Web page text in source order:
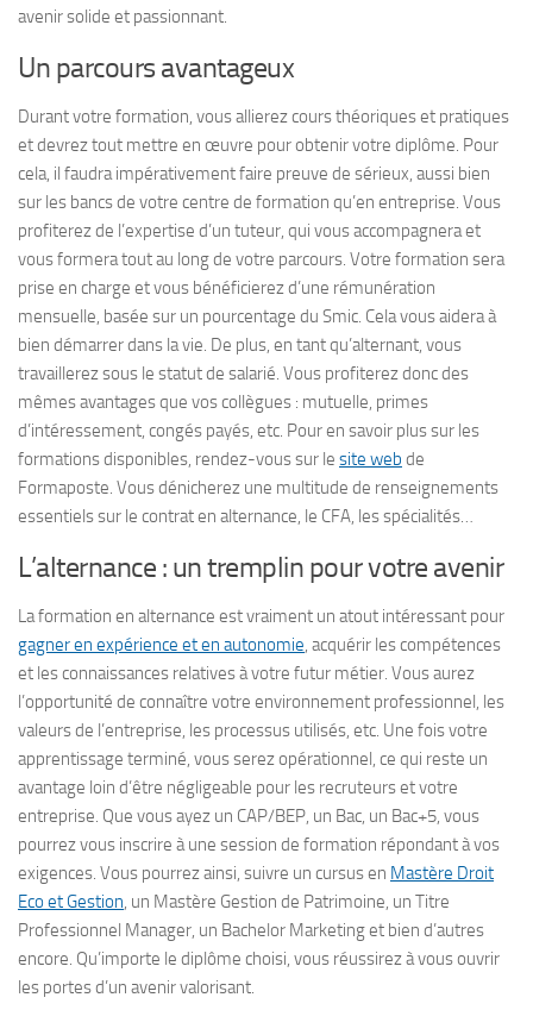
avenir solide et passionnant.
Un parcours avantageux
Durant votre formation, vous allierez cours théoriques et pratiques
et devrez tout mettre en œuvre pour obtenir votre diplôme. Pour
cela, il faudra impérativement faire preuve de sérieux, aussi bien
sur les bancs de votre centre de formation qu’en entreprise. Vous
profiterez de l’expertise d’un tuteur, qui vous accompagnera et
vous formera tout au long de votre parcours. Votre formation sera
prise en charge et vous bénéficierez d’une rémunération
mensuelle, basée sur un pourcentage du Smic. Cela vous aidera à
bien démarrer dans la vie. De plus, en tant qu’alternant, vous
travaillerez sous le statut de salarié. Vous profiterez donc des
mêmes avantages que vos collègues : mutuelle, primes
d’intéressement, congés payés, etc. Pour en savoir plus sur les
formations disponibles, rendez-vous sur le site web de
Formaposte. Vous dénicherez une multitude de renseignements
essentiels sur le contrat en alternance, le CFA, les spécialités…
L’alternance : un tremplin pour votre avenir
La formation en alternance est vraiment un atout intéressant pour
gagner en expérience et en autonomie, acquérir les compétences
et les connaissances relatives à votre futur métier. Vous aurez
l’opportunité de connaître votre environnement professionnel, les
valeurs de l’entreprise, les processus utilisés, etc. Une fois votre
apprentissage terminé, vous serez opérationnel, ce qui reste un
avantage loin d’être négligeable pour les recruteurs et votre
entreprise. Que vous ayez un CAP/BEP, un Bac, un Bac+5, vous
pourrez vous inscrire à une session de formation répondant à vos
exigences. Vous pourrez ainsi, suivre un cursus en Mastère Droit
Eco et Gestion, un Mastère Gestion de Patrimoine, un Titre
Professionnel Manager, un Bachelor Marketing et bien d’autres
encore. Qu’importe le diplôme choisi, vous réussirez à vous ouvrir
les portes d’un avenir valorisant.